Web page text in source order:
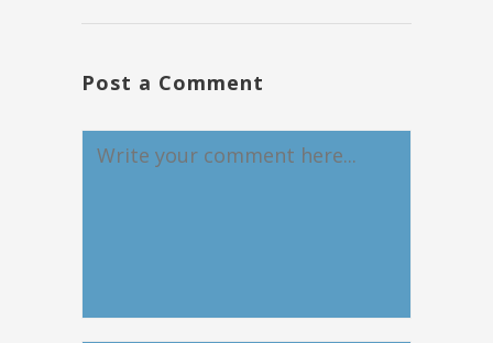
Post a Comment